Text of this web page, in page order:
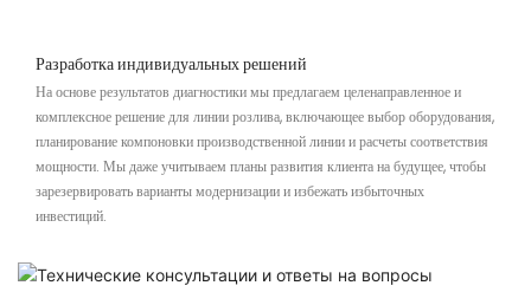
Разработка индивидуальных решений
На основе результатов диагностики мы предлагаем целенаправленное и
комплексное решение для линии розлива, включающее выбор оборудования,
планирование компоновки производственной линии и расчеты соответствия
мощности. Мы даже учитываем планы развития клиента на будущее, чтобы
зарезервировать варианты модернизации и избежать избыточных
инвестиций.